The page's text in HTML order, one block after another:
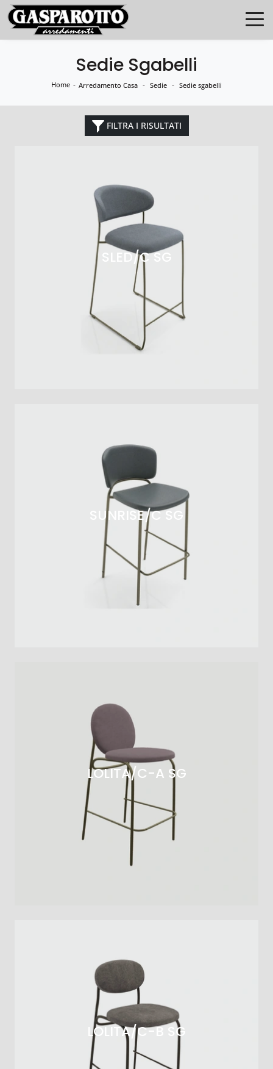
Sedie Sgabelli
Home - Arredamento Casa - Sedie - Sedie sgabelli
FILTRA I RISULTATI
SLED/C SG
SUNRISE/C SG
LOLITA/C-A SG
LOLITA/C-B SG